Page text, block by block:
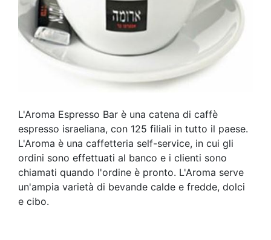
L'Aroma Espresso Bar è una catena di caffè
espresso israeliana, con 125 filiali in tutto il paese.
L'Aroma è una caffetteria self-service, in cui gli
ordini sono effettuati al banco e i clienti sono
chiamati quando l'ordine è pronto. L'Aroma serve
un'ampia varietà di bevande calde e fredde, dolci
e cibo.